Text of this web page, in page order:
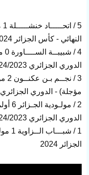
النهائي - كأس الجزائر 2024
الدوري الجزائري 2024/2023
مؤجلة) - الدوري الجزائري 2024/2023
الدوري الجزائري 2024/2023
الجزائر 2024